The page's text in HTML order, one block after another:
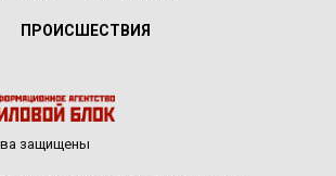
ПРОИСШЕСТВИЯ
защищены